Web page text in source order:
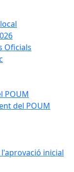
Oficials
POUM
del POUM
inicial